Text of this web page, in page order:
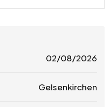
02/08/2026
Gelsenkirchen